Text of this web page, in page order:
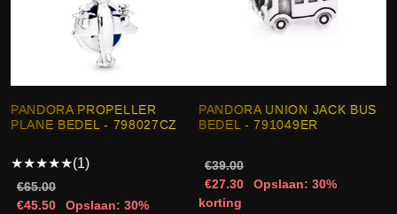
PANDORA PROPELLER
PLANE BEDEL - 798027CZ
★★★★★(1)
€65.00
€45.50
Opslaan: 30%
PANDORA UNION JACK BUS
BEDEL - 791049ER
€39.00
€27.30
Opslaan: 30%
korting